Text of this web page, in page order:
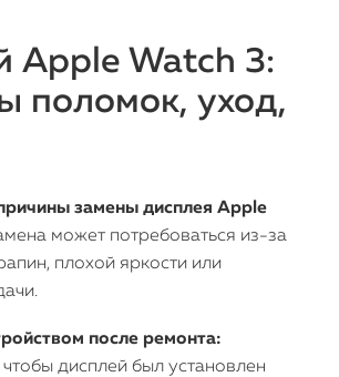
Apple Watch 3:
поломок, уход,
замены дисплея Apple
может потребоваться из-за
плохой яркости или
после ремонта:
чтобы дисплей был установлен